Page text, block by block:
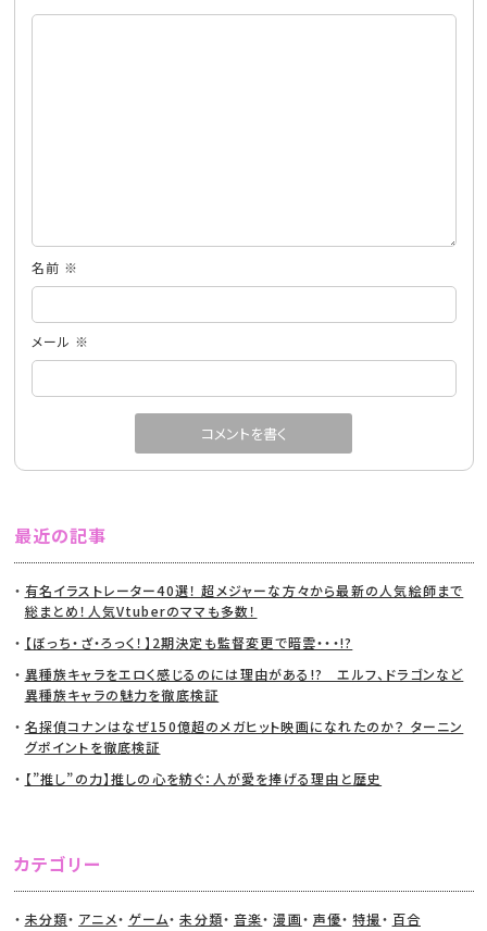
名前 ※
メール ※
最近の記事
有名イラストレーター40選！ 超メジャーな方々から最新の人気絵師まで
総まとめ！人気Vtuberのママも多数！
【ぼっち・ざ・ろっく！】2期決定も監督変更で暗雲・・・!?
異種族キャラをエロく感じるのには理由がある!? エルフ、ドラゴンなど
異種族キャラの魅力を徹底検証
名探偵コナンはなぜ150億超のメガヒット映画になれたのか？ ターニン
グポイントを徹底検証
【”推し”の力】推しの心を紡ぐ：人が愛を捧げる理由と歴史
カテゴリー
未分類 アニメ ゲーム 未分類 音楽 漫画 声優 特撮 百合